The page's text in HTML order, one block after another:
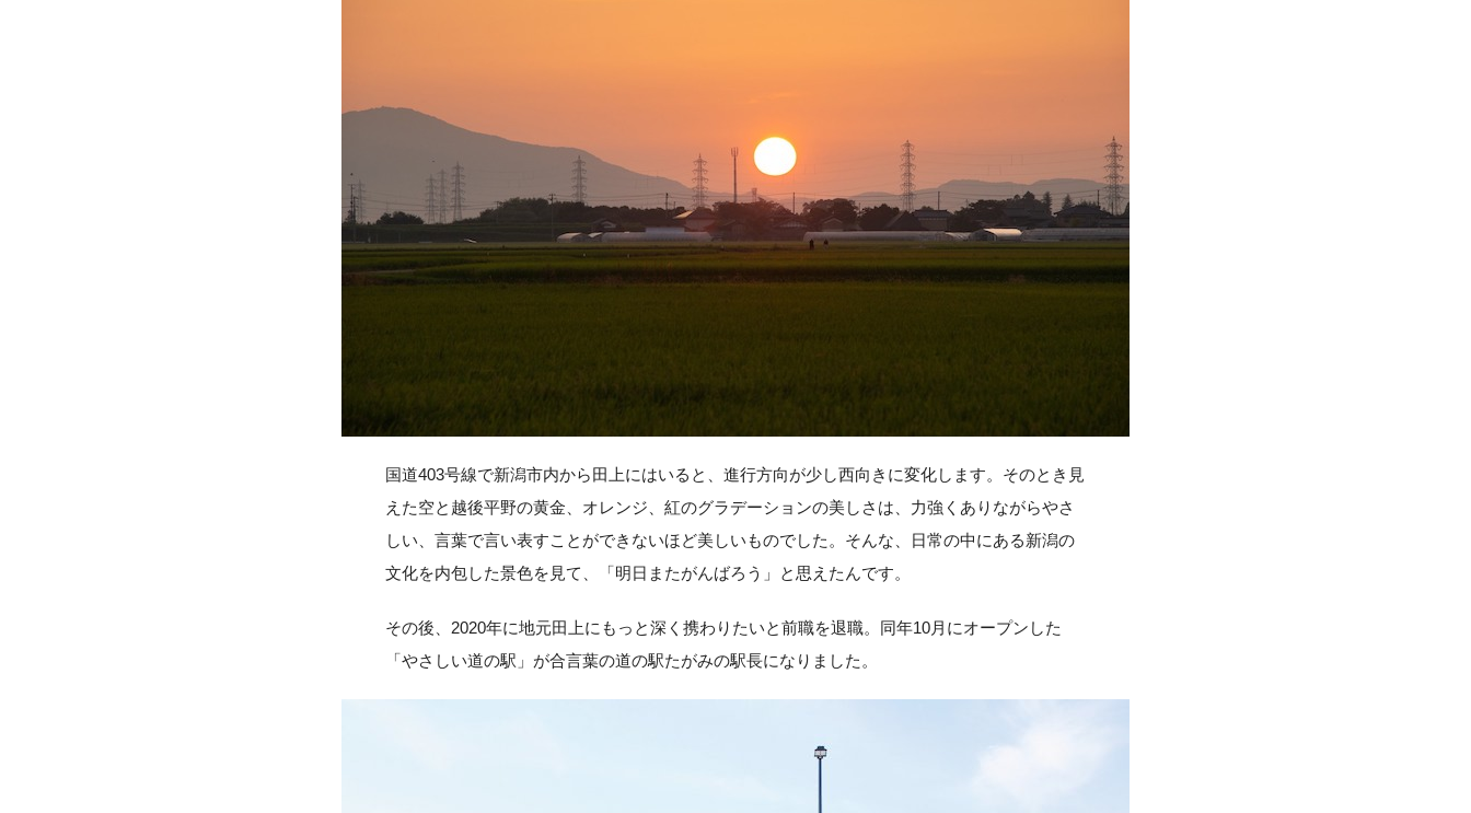
国道403号線で新潟市内から田上にはいると、進行方向が少し西向きに変化します。そのとき見
えた空と越後平野の黄金、オレンジ、紅のグラデーションの美しさは、力強くありながらやさ
しい、言葉で言い表すことができないほど美しいものでした。そんな、日常の中にある新潟の
文化を内包した景色を見て、「明日またがんばろう」と思えたんです。
その後、2020年に地元田上にもっと深く携わりたいと前職を退職。同年10月にオープンした
「やさしい道の駅」が合言葉の道の駅たがみの駅長になりました。